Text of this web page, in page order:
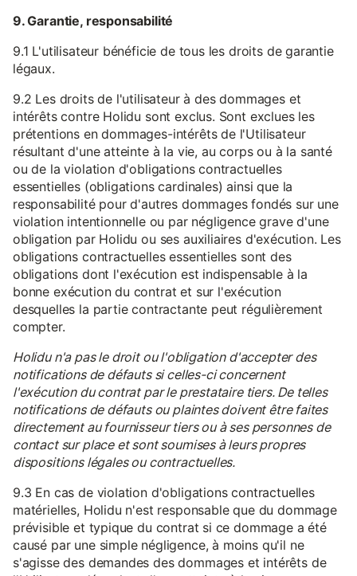
9. Garantie, responsabilité
9.1 L'utilisateur bénéficie de tous les droits de garantie
légaux.
9.2 Les droits de l'utilisateur à des dommages et
intérêts contre Holidu sont exclus. Sont exclues les
prétentions en dommages-intérêts de l'Utilisateur
résultant d'une atteinte à la vie, au corps ou à la santé
ou de la violation d'obligations contractuelles
essentielles (obligations cardinales) ainsi que la
responsabilité pour d'autres dommages fondés sur une
violation intentionnelle ou par négligence grave d'une
obligation par Holidu ou ses auxiliaires d'exécution. Les
obligations contractuelles essentielles sont des
obligations dont l'exécution est indispensable à la
bonne exécution du contrat et sur l'exécution
desquelles la partie contractante peut régulièrement
compter.
Holidu n'a pas le droit ou l'obligation d'accepter des
notifications de défauts si celles-ci concernent
l'exécution du contrat par le prestataire tiers. De telles
notifications de défauts ou plaintes doivent être faites
directement au fournisseur tiers ou à ses personnes de
contact sur place et sont soumises à leurs propres
dispositions légales ou contractuelles.
9.3 En cas de violation d'obligations contractuelles
matérielles, Holidu n'est responsable que du dommage
prévisible et typique du contrat si ce dommage a été
causé par une simple négligence, à moins qu'il ne
s'agisse des demandes des dommages et intérêts de